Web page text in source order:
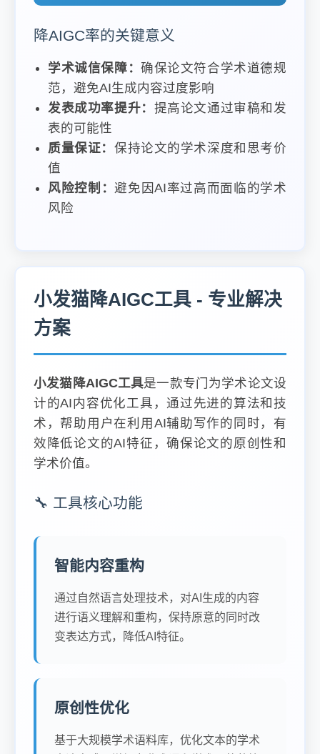
降AIGC率的关键意义
学术诚信保障：确保论文符合学术道德规
范，避免AI生成内容过度影响
发表成功率提升： 提高论文通过审稿和发
表的可能性
质量保证： 保持论文的学术深度和思考价
值
风险控制：避免因AI率过高而面临的学术
风险
小发猫降AIGC工具 - 专业解决
方案
小发猫降AIGC工具是一款专门为学术论文设
计的AI内容优化工具，通过先进的算法和技
术，帮助用户在利用AI辅助写作的同时，有
效降低论文的AI特征，确保论文的原创性和
学术价值。
🔧 工具核心功能
智能内容重构
通过自然语言处理技术，对AI生成的内容
进行语义理解和重构，保持原意的同时改
变表达方式，降低AI特征。
原创性优化
基于大规模学术语料库，优化文本的学术